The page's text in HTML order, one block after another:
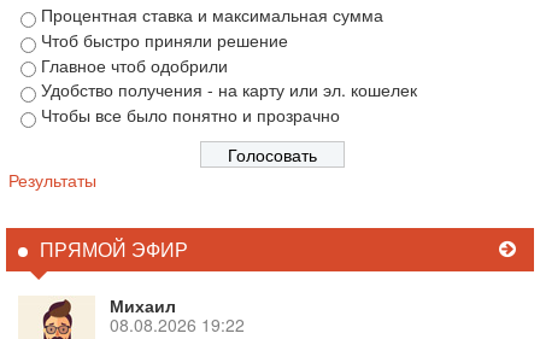
Процентная ставка и максимальная сумма
Чтоб быстро приняли решение
Главное чтоб одобрили
Удобство получения - на карту или эл. кошелек
Чтобы все было понятно и прозрачно
Результаты
ПРЯМОЙ ЭФИР
Михаил
08.08.2026 19:22